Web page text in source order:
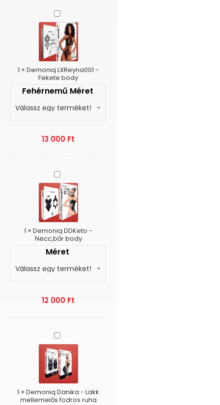
Demoniq
LXReyna001
-
Fekete
body
1 ×Demoniq LXReyna001 -
Fekete body
Fehérnemű Méret
13 000 Ft
Demoniq
DDKeto
-
Necc,bőr
body
1 ×Demoniq DDKeto -
Necc,bőr body
Méret
12 000 Ft
Demoniq
Danika
-
Lakk
mellemelős
fodros
ruha
1 ×Demoniq Danika - Lakk
mellemelős fodros ruha